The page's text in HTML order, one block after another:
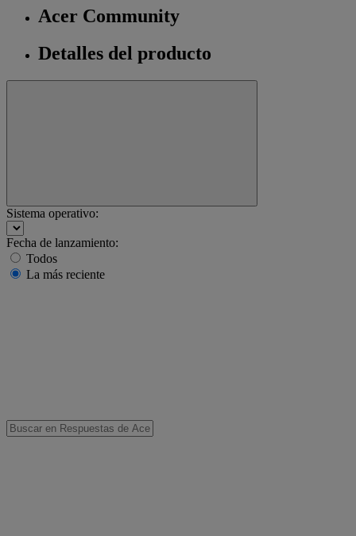
Acer Community
Detalles del producto
Sistema operativo:
Fecha de lanzamiento:
Todos
La más reciente